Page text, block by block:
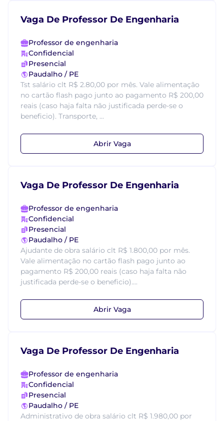
Vaga De Professor De Engenharia
Professor de engenharia
Confidencial
Presencial
Paudalho / PE
Tst salário clt R$ 2.80,00 por mês. Vale alimentação
no cartão flash pago junto ao pagamento R$ 200,00
reais (caso haja falta não justificada perde-se o
beneficio). Transporte, ...
Abrir Vaga
Vaga De Professor De Engenharia
Professor de engenharia
Confidencial
Presencial
Paudalho / PE
Ajudante de obra salário clt R$ 1.800,00 por mês.
Vale alimentação no cartão flash pago junto ao
pagamento R$ 200,00 reais (caso haja falta não
justificada perde-se o beneficio)....
Abrir Vaga
Vaga De Professor De Engenharia
Professor de engenharia
Confidencial
Presencial
Paudalho / PE
Administrativo de obra salário clt R$ 1.980,00 por